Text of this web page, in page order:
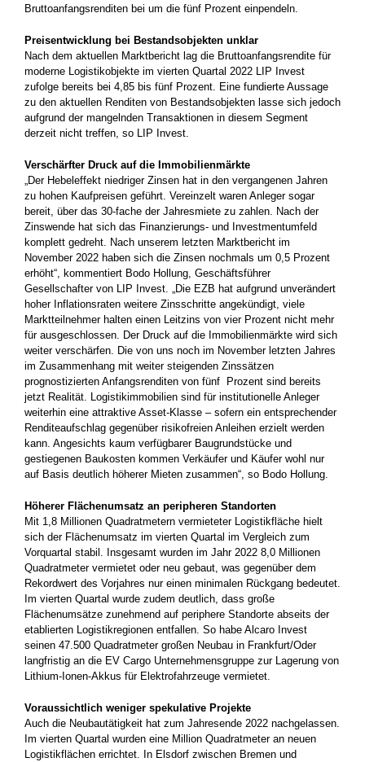
Bruttoanfangsrenditen bei um die fünf Prozent einpendeln.
Preisentwicklung bei Bestandsobjekten unklar
Nach dem aktuellen Marktbericht lag die Bruttoanfangsrendite für
moderne Logistikobjekte im vierten Quartal 2022 LIP Invest
zufolge bereits bei 4,85 bis fünf Prozent. Eine fundierte Aussage
zu den aktuellen Renditen von Bestandsobjekten lasse sich jedoch
aufgrund der mangelnden Transaktionen in diesem Segment
derzeit nicht treffen, so LIP Invest.
Verschärfter Druck auf die Immobilienmärkte
„Der Hebeleffekt niedriger Zinsen hat in den vergangenen Jahren
zu hohen Kaufpreisen geführt. Vereinzelt waren Anleger sogar
bereit, über das 30-fache der Jahresmiete zu zahlen. Nach der
Zinswende hat sich das Finanzierungs- und Investmentumfeld
komplett gedreht. Nach unserem letzten Marktbericht im
November 2022 haben sich die Zinsen nochmals um 0,5 Prozent
erhöht“, kommentiert Bodo Hollung, Geschäftsführer
Gesellschafter von LIP Invest. „Die EZB hat aufgrund unverändert
hoher Inflationsraten weitere Zinsschritte angekündigt, viele
Marktteilnehmer halten einen Leitzins von vier Prozent nicht mehr
für ausgeschlossen. Der Druck auf die Immobilienmärkte wird sich
weiter verschärfen. Die von uns noch im November letzten Jahres
im Zusammenhang mit weiter steigenden Zinssätzen
prognostizierten Anfangsrenditen von fünf Prozent sind bereits
jetzt Realität. Logistikimmobilien sind für institutionelle Anleger
weiterhin eine attraktive Asset-Klasse – sofern ein entsprechender
Renditeaufschlag gegenüber risikofreien Anleihen erzielt werden
kann. Angesichts kaum verfügbarer Baugrundstücke und
gestiegenen Baukosten kommen Verkäufer und Käufer wohl nur
auf Basis deutlich höherer Mieten zusammen“, so Bodo Hollung.
Höherer Flächenumsatz an peripheren Standorten
Mit 1,8 Millionen Quadratmetern vermieteter Logistikfläche hielt
sich der Flächenumsatz im vierten Quartal im Vergleich zum
Vorquartal stabil. Insgesamt wurden im Jahr 2022 8,0 Millionen
Quadratmeter vermietet oder neu gebaut, was gegenüber dem
Rekordwert des Vorjahres nur einen minimalen Rückgang bedeutet.
Im vierten Quartal wurde zudem deutlich, dass große
Flächenumsätze zunehmend auf periphere Standorte abseits der
etablierten Logistikregionen entfallen. So habe Alcaro Invest
seinen 47.500 Quadratmeter großen Neubau in Frankfurt/Oder
langfristig an die EV Cargo Unternehmensgruppe zur Lagerung von
Lithium-Ionen-Akkus für Elektrofahrzeuge vermietet.
Voraussichtlich weniger spekulative Projekte
Auch die Neubautätigkeit hat zum Jahresende 2022 nachgelassen.
Im vierten Quartal wurden eine Million Quadratmeter an neuen
Logistikflächen errichtet. In Elsdorf zwischen Bremen und